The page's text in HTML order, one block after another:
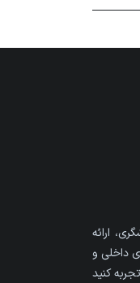
ارائه
داخلی و